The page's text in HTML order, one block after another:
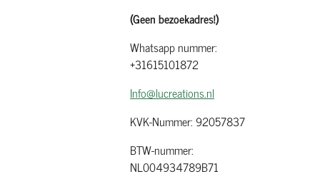
(Geen bezoekadres!)
Whatsapp nummer:
+31615101872
Info@lucreations.nl
KVK-Nummer: 92057837
BTW-nummer:
NL004934789B71